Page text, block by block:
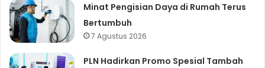
Minat Pengisian Daya di Rumah Terus
Bertumbuh
7 Agustus 2026
PLN Hadirkan Promo Spesial Tambah